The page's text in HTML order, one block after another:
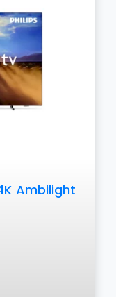
Ambilight